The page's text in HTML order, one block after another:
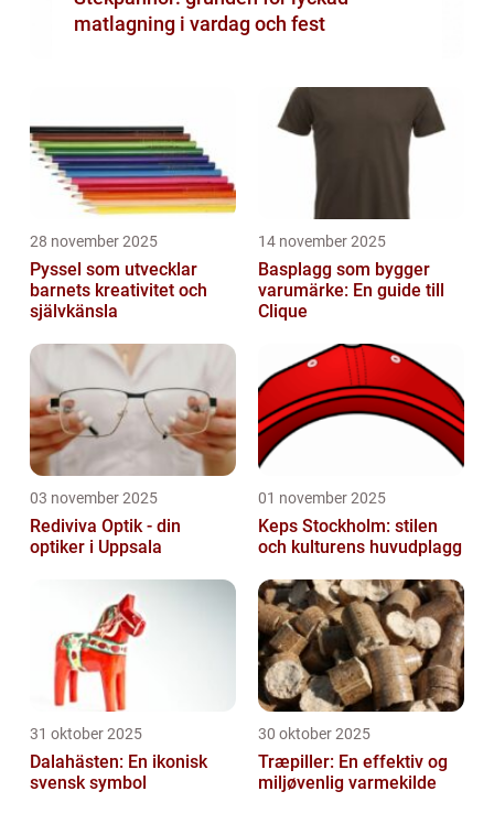
matlagning i vardag och fest
28 november 2025
Pyssel som utvecklar
barnets kreativitet och
självkänsla
14 november 2025
Basplagg som bygger
varumärke: En guide till
Clique
03 november 2025
Rediviva Optik - din
optiker i Uppsala
01 november 2025
Keps Stockholm: stilen
och kulturens huvudplagg
31 oktober 2025
Dalahästen: En ikonisk
svensk symbol
30 oktober 2025
Træpiller: En effektiv og
miljøvenlig varmekilde